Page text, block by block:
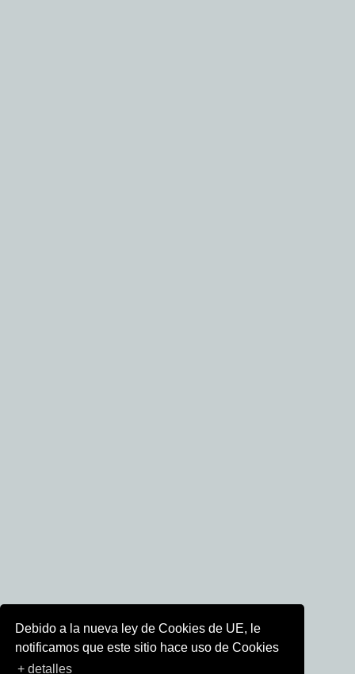
Debido a la nueva ley de Cookies de UE, le
notificamos que este sitio hace uso de Cookies
+ detalles